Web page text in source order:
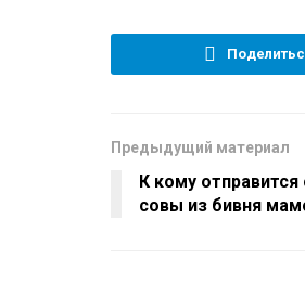
Предыдущий материал
К кому
совы из бивня